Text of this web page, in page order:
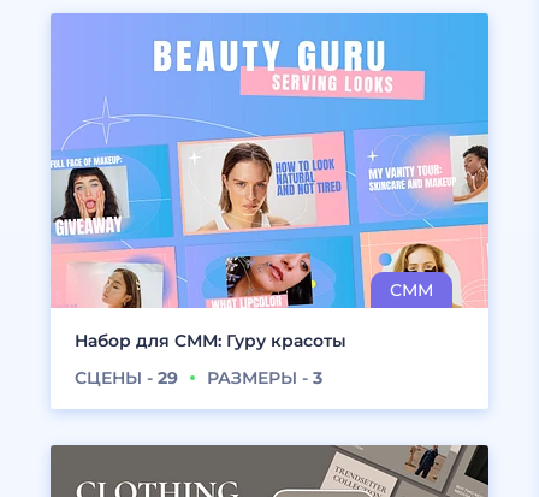
Набор для СММ: Гуру красоты
СЦЕНЫ - 29 РАЗМЕРЫ - 3